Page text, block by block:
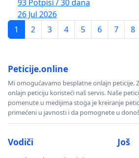
93 Potpisi / 30 dana
26 Jul 2026
1
2 3 4 5 6 7 8
Peticije.online
Mi omogućavamo besplatne onlajn peticije.
onlajn peticiju koristeći naš servis. Naše
pomenute u medijima stoga je kreiranje
primećeni u javnosti i da pomognete u
Vodiči Još